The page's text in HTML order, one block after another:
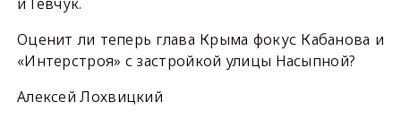
Оценит ли теперь глава Крыма фокус Кабанова и
«Интерстроя» с застройкой улицы Насыпной?
Алексей Лохвицкий